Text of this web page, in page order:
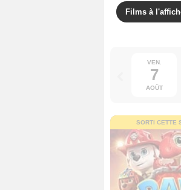
Films à
VEN.
7
AOÛT
SORTI CETTE